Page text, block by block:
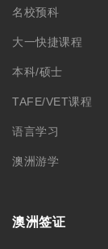
名校预科
大一快捷课程
本科/硕士
TAFE/VET课程
语言学习
澳洲游学
澳洲签证